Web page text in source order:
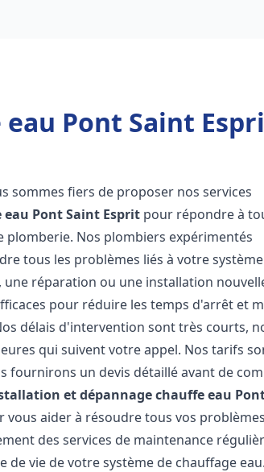
Pont Saint
sommes fiers de proposer nos services
eau Pont Saint Esprit pour répondre à
plomberie. Nos plombiers expérimentés
tous les problèmes liés à votre
réparation ou une installation
pour réduire les temps d'arrêt et
délais d'intervention sont très courts,
qui suivent votre appel. Nos tarifs
fournirons un devis détaillé avant de
et dépannage chauffe eau
aider à résoudre tous vos
des services de maintenance
vie de votre système de chauffage